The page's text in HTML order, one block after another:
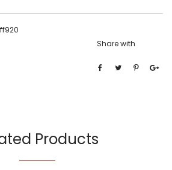
Share with
Products